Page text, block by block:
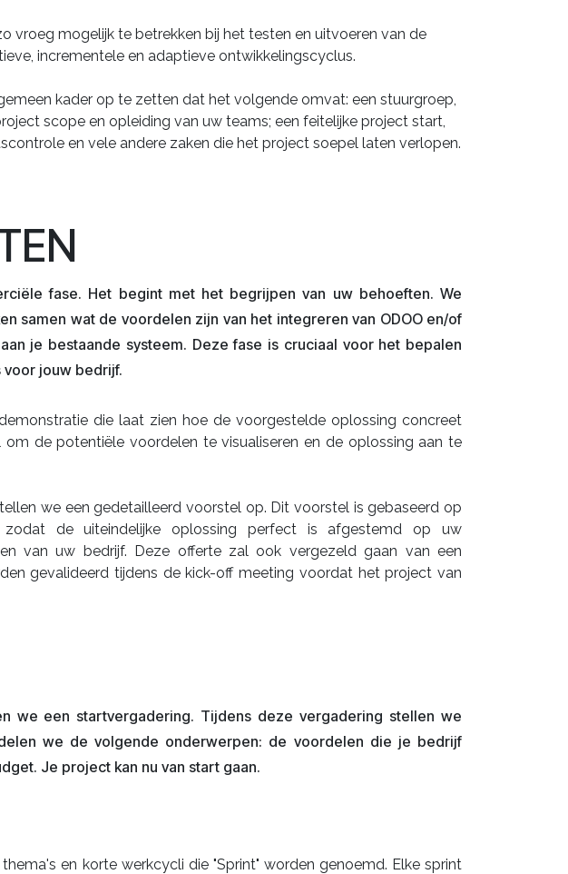
vroeg mogelijk te betrekken bij het testen en uitvoeren van de
incrementele en adaptieve ontwikkelingscyclus.
kader op te zetten dat het volgende omvat: een stuurgroep,
scope en opleiding van uw teams; een feitelijke project start,
en vele andere zaken die het project soepel laten verlopen.
fase. Het begint met het begrijpen van uw behoeften. We
samen wat de voordelen zijn van het integreren van ODOO en/of
je bestaande systeem. Deze fase is cruciaal voor het bepalen
jouw bedrijf.
die laat zien hoe de voorgestelde oplossing concreet
de potentiële voordelen te visualiseren en de oplossing aan te
we een gedetailleerd voorstel op. Dit voorstel is gebaseerd op
de uiteindelijke oplossing perfect is afgestemd op uw
van uw bedrijf. Deze offerte zal ook vergezeld gaan van een
gevalideerd tijdens de kick-off meeting voordat het project van
we een startvergadering. Tijdens deze vergadering stellen we
we de volgende onderwerpen: de voordelen die je bedrijf
Je project kan nu van start gaan.
en korte werkcycli die "Sprint" worden genoemd. Elke sprint